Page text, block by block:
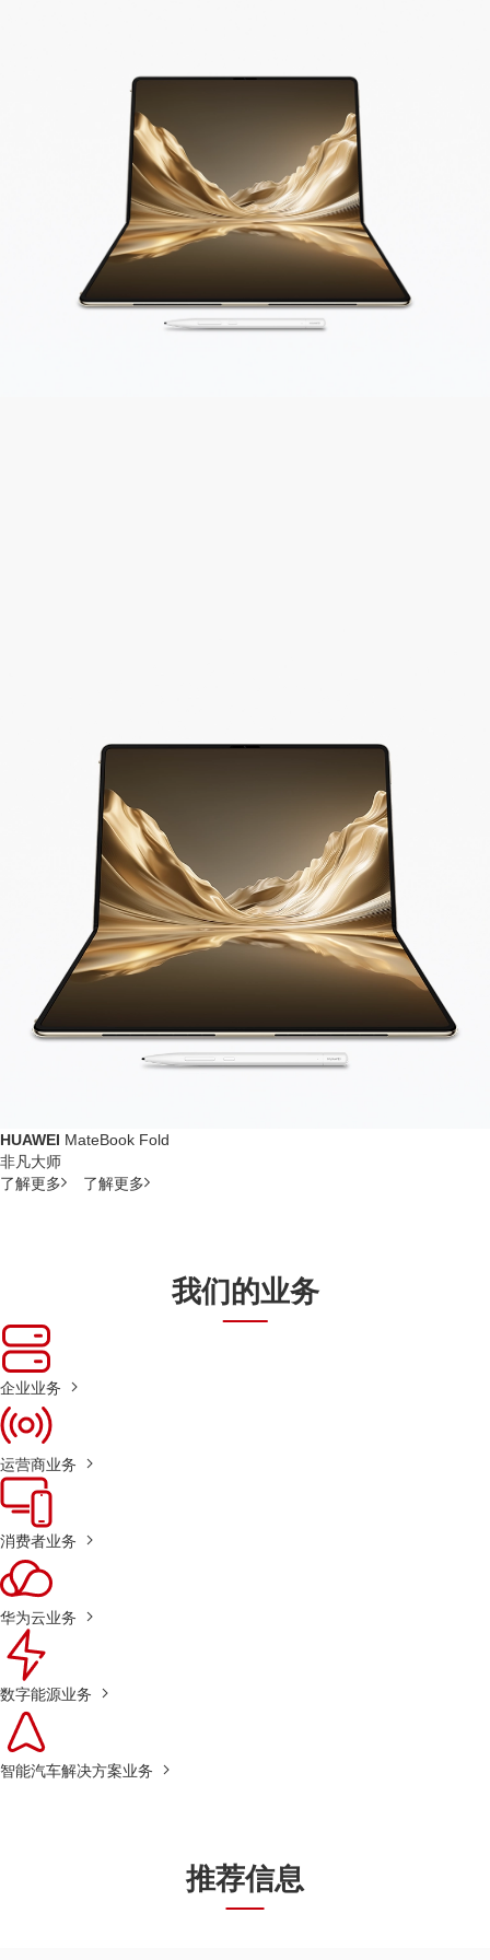
HUAWEI MateBook Fold
非凡大师
了解更多
了解更多
我们的业务
企业业务
运营商业务
消费者业务
华为云业务
数字能源业务
智能汽车解决方案业务
推荐信息